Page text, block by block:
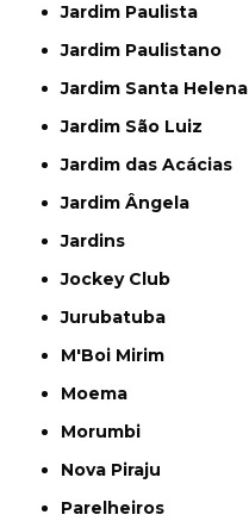
Jardim Paulista
Jardim Paulistano
Jardim Santa Helena
Jardim São Luiz
Jardim das Acácias
Jardim Ângela
Jardins
Jockey Club
Jurubatuba
M'Boi Mirim
Moema
Morumbi
Nova Piraju
Parelheiros